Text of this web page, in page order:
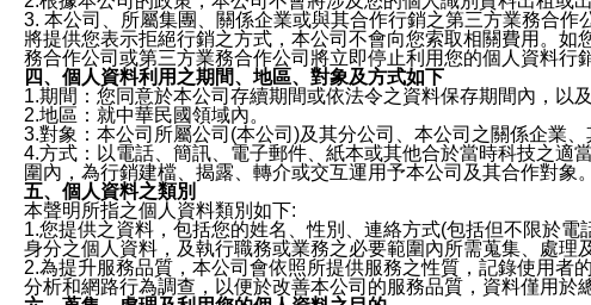
3. 本公司、所屬集團、關係企業或與其合作行銷之第三方業務合
將提供您表示拒絕行銷之方式，本公司不會向您索取相關費用。
務合作公司或第三方業務合作公司將立即停止利用您的個人資料行銷
四、個人資料利用之期間、地區、對象及方式如下
1.期間：您同意於本公司存續期間或依法令之資料保存期間內，以
2.地區：就中華民國領域內。
3.對象：本公司所屬公司(本公司)及其分公司、本公司之關係企業
4.方式：以電話、簡訊、電子郵件、紙本或其他合於當時科技之適
圍內，為行銷建檔、揭露、轉介或交互運用予本公司及其合作對象。
五、個人資料之類別
本聲明所指之個人資料類別如下:
1.您提供之資料，包括您的姓名、性別、連絡方式(包括但不限於
身分之個人資料，及執行職務或業務之必要範圍內所需蒐集、處理
2.為提升服務品質，本公司會依照所提供服務之性質，記錄使用
分析和網路行為調查，以便於改善本公司的服務品質，資料僅用於